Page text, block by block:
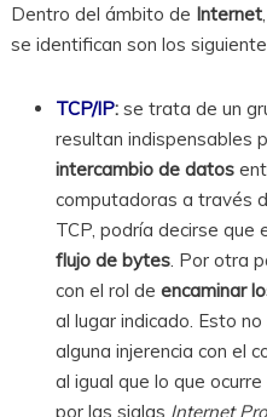
Dentro del ámbito de Internet
se identifican son los
TCP/IP:se trata de un
resultan indispensables
intercambio de datos
computadoras a través
TCP, podría decirse que
flujo de bytes. Por otra
con el rol de encaminar
al lugar indicado. Esto
alguna injerencia con el
al igual que lo que
por las siglas Internet